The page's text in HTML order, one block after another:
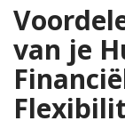
van je